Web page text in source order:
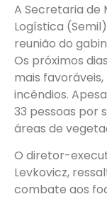
A Secretaria de
Logística
reunião do
Os próximos
mais
incêndios.
33 pessoas por
áreas de
O diretor-
Levkovicz,
combate aos